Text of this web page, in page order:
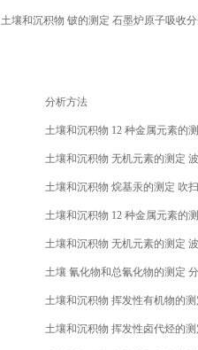
土壤和沉积物 铍的测定 石墨炉原子吸收
分析方法
土壤和沉积物 12 种金属元素的
土壤和沉积物 无机元素的测定
土壤和沉积物 烷基汞的测定 吹
土壤和沉积物 12 种金属元素的
土壤和沉积物 无机元素的测定
土壤 氰化物和总氰化物的测定
土壤和沉积物 挥发性有机物的
土壤和沉积物 挥发性卤代烃的